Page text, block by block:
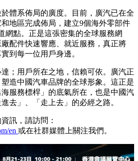
體系佈局的廣度。目前，廣汽已在全
地區完成佈局，建立9個海外零部件
網點。正是這張密集的全球服務網
配件快速響應、就近服務，真正將
到每一位用戶身邊。
；用戶所在之地，信賴可依。廣汽正
造中國汽車品牌的全球形象。這正是
服務標桿」的底氣所在，也是中國汽
去」、「走上去」的必經之路。
訊，請訪問：
en 或在社群媒體上關注我們。